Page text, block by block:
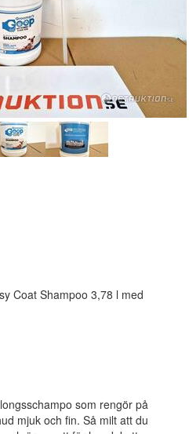
Coat Shampoo 3,78 l med
som rengör på
mjuk och fin. Så milt att du